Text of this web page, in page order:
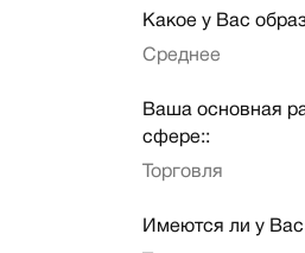
Какое у Вас
Среднее
Ваша основная
сфере::
Торговля
Имеются ли у Вас